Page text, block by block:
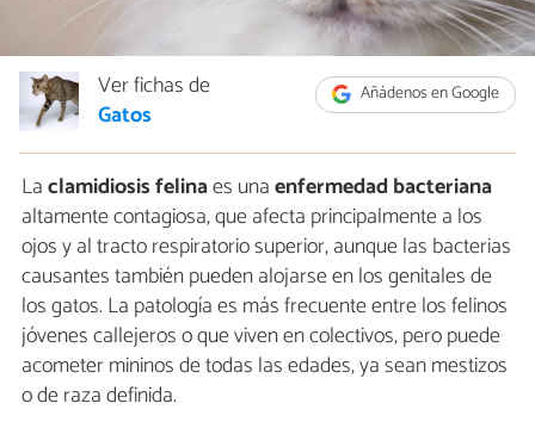
Añádenos en Google
Ver fichas de
Gatos
Laclamidiosis felinaes unaenfermedad bacteriana
altamente contagiosa, que afecta principalmente a los
ojos y al tracto respiratorio superior, aunque las bacterias
causantes también pueden alojarse en los genitales de
los gatos. La patología es más frecuente entre los felinos
jóvenes callejeros o que viven en colectivos, pero puede
acometer mininos de todas las edades, ya sean mestizos
o de raza definida.